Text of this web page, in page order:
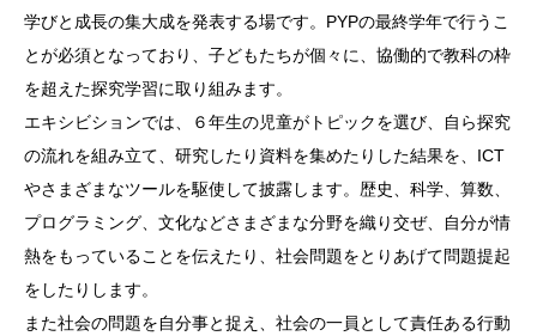
学びと成長の集大成を発表する場です。PYPの最終学年で行うこ
とが必須となっており、子どもたちが個々に、協働的で教科の枠
を超えた探究学習に取り組みます。
エキシビションでは、６年生の児童がトピックを選び、自ら探究
の流れを組み立て、研究したり資料を集めたりした結果を、ICT
やさまざまなツールを駆使して披露します。歴史、科学、算数、
プログラミング、文化などさまざまな分野を織り交ぜ、自分が情
熱をもっていることを伝えたり、社会問題をとりあげて問題提起
をしたりします。
また社会の問題を自分事と捉え、社会の一員として責任ある行動